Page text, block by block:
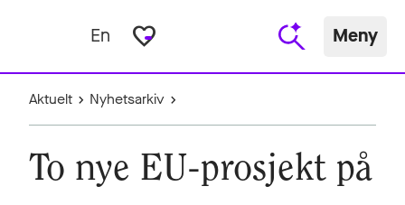
En favorite_border Meny
Aktuelt Nyhetsarkiv
To nye EU-prosjekt på